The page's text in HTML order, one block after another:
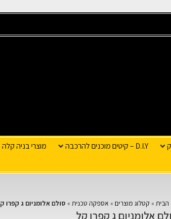
D.I.Y – קיטים מוכנים להרכבה מוצרי בניה קלה
» קטלוג מוצרים» אספקה טכנית» סולם אלומניום ג קפרו
אלומניום ג קפרו קל